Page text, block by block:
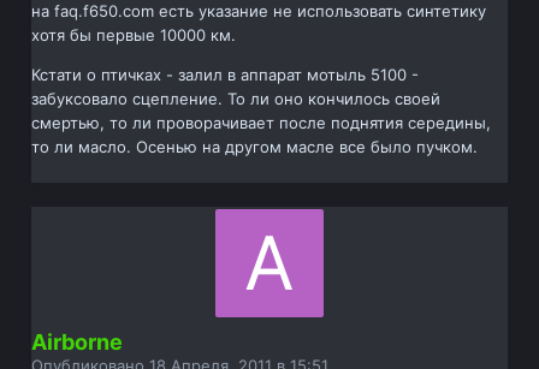
на faq.f650.com есть указание не использовать синтетику
хотя бы первые 10000 км.
Кстати о птичках - залил в аппарат мотыль 5100 -
забуксовало сцепление. То ли оно кончилось своей
смертью, то ли проворачивает после поднятия середины,
то ли масло. Осенью на другом масле все было пучком.
Airborne